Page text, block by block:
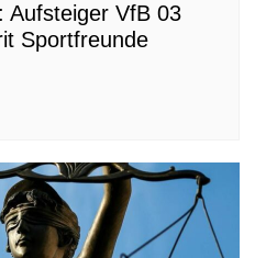
Aufsteiger VfB 03
Sportfreunde